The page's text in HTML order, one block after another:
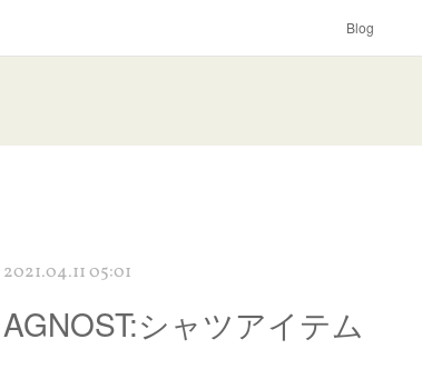
Blog
2021.04.11 05:01
AGNOST:シャツアイテム